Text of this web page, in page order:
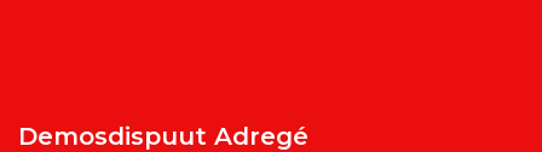
Demosdispuut Adregé